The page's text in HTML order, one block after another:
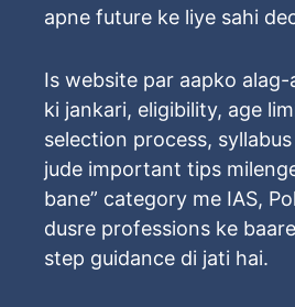
apne future ke liye sahi
Is website par aapko
ki jankari, eligibility, age
selection process,
jude important tips
bane” category me IAS,
dusre professions ke
step guidance di jati hai.